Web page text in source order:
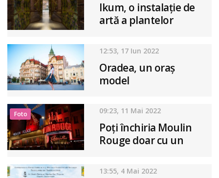
Ikum, o instalație de
artă a plantelor
12:53, 17 Iun 2022
Oradea, un oraș
model
Foto 09:23, 11 Mai 2022
Poți închiria Moulin
Rouge doar cu un
13:55, 4 Mai 2022